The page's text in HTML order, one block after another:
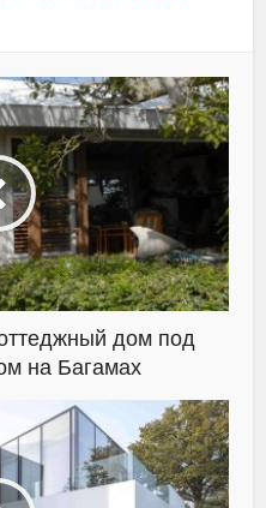
дом под
на Багамах